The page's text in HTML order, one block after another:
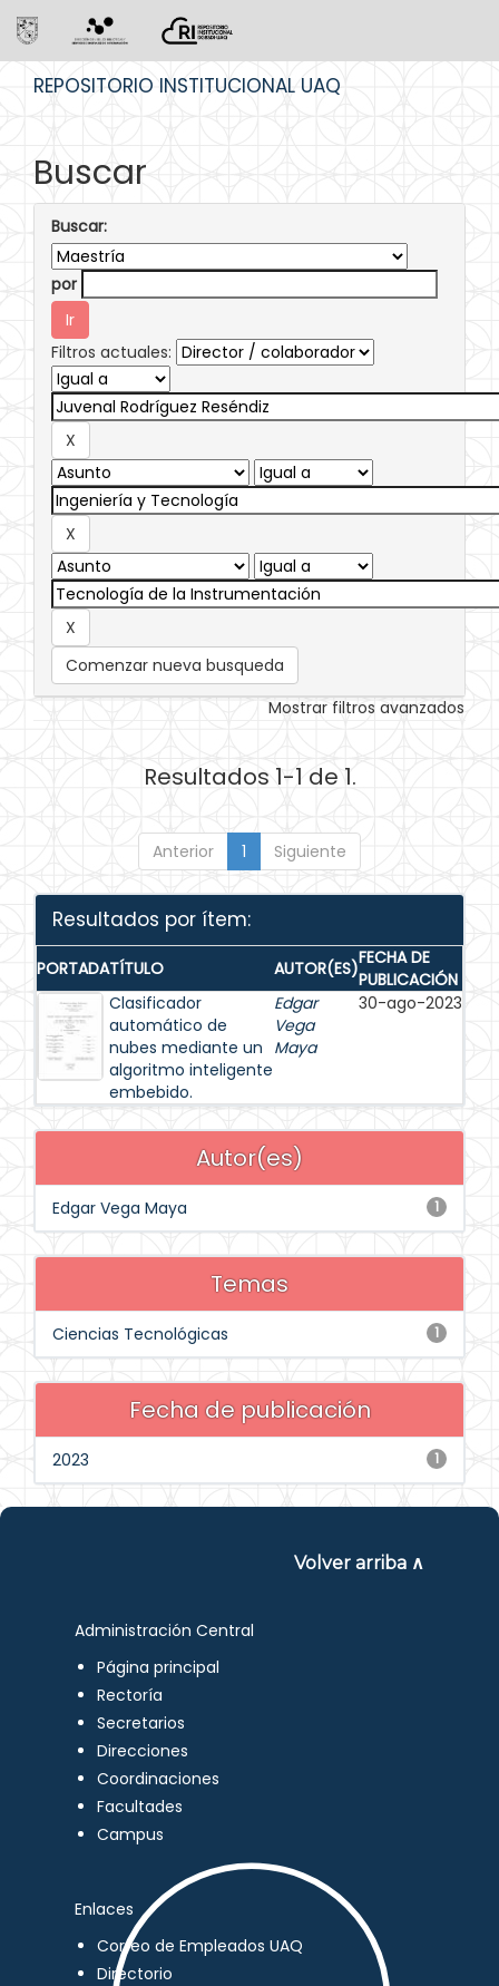
REPOSITORIO INSTITUCIONAL UAQ
Buscar
Buscar:
por
Filtros actuales:
Comenzar nueva busqueda
Mostrar filtros avanzados
Resultados 1-1 de 1.
Anterior 1 Siguiente
Resultados por ítem:
PORTADATÍTULO AUTOR(ES)FECHA DE
PUBLICACIÓN
Clasificador
automático de
nubes mediante un
algoritmo inteligente
embebido.
Edgar
Vega
Maya
30-ago-2023
Autor(es)
1
Edgar Vega Maya
Temas
1
Ciencias Tecnológicas
Fecha de publicación
1
2023
Volver arriba ∧
Administración Central
Página principal
Rectoría
Secretarios
Direcciones
Coordinaciones
Facultades
Campus
Enlaces
Correo de Empleados UAQ
Directorio